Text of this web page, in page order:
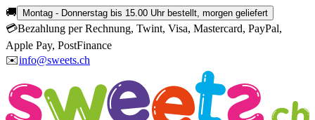
🚚 Montag - Donnerstag bis 15.00 Uhr bestellt, morgen geliefert
💳Bezahlung per Rechnung, Twint, Visa, Mastercard, PayPal,
Apple Pay, PostFinance
✉️info@sweets.ch